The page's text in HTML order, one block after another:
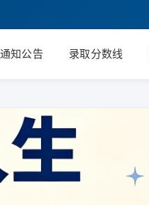
通知公告 录取分数线